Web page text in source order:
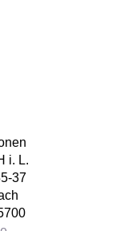
i. L.
37